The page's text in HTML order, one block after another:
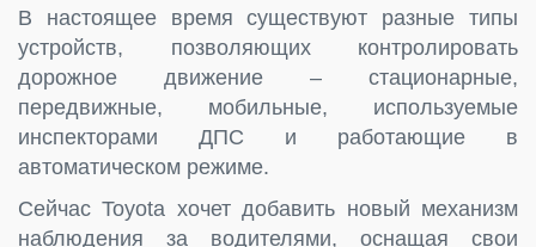
В настоящее время существуют разные типы
устройств, позволяющих контролировать
дорожное движение – стационарные,
передвижные, мобильные, используемые
инспекторами ДПС и работающие в
автоматическом режиме.
Сейчас Toyota хочет добавить новый механизм
наблюдения за водителями, оснащая свои